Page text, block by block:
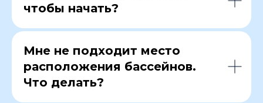
чтобы начать?
Мне не подходит место
расположения бассейнов.
Что делать?